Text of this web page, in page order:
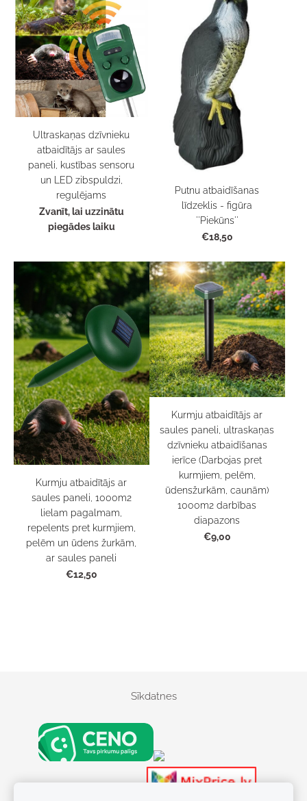
Ultraskaņas dzīvnieku
atbaidītājs ar saules
paneli, kustības sensoru
un LED zibspuldzi,
regulējams
Zvanīt, lai uzzinātu
piegādes laiku
Putnu atbaidīšanas
līdzeklis - figūra
''Piekūns''
€18,50
Kurmju atbaidītājs ar
saules paneli, 1000m2
lielam pagalmam,
repelents pret kurmjiem,
pelēm un ūdens žurkām,
ar saules paneli
€12,50
Kurmju atbaidītājs ar
saules paneli, ultraskaņas
dzīvnieku atbaidīšanas
ierīce (Darbojas pret
kurmjiem, pelēm,
ūdensžurkām, caunām)
1000m2 darbības
diapazons
€9,00
Sīkdatnes
S